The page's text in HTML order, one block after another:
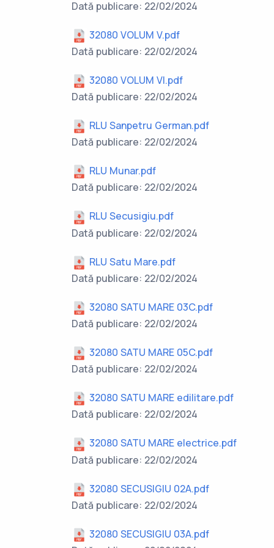
Dată publicare: 22/02/2024
32080 VOLUM V.pdf
Dată publicare: 22/02/2024
32080 VOLUM VI.pdf
Dată publicare: 22/02/2024
RLU Sanpetru German.pdf
Dată publicare: 22/02/2024
RLU Munar.pdf
Dată publicare: 22/02/2024
RLU Secusigiu.pdf
Dată publicare: 22/02/2024
RLU Satu Mare.pdf
Dată publicare: 22/02/2024
32080 SATU MARE 03C.pdf
Dată publicare: 22/02/2024
32080 SATU MARE 05C.pdf
Dată publicare: 22/02/2024
32080 SATU MARE edilitare.pdf
Dată publicare: 22/02/2024
32080 SATU MARE electrice.pdf
Dată publicare: 22/02/2024
32080 SECUSIGIU 02A.pdf
Dată publicare: 22/02/2024
32080 SECUSIGIU 03A.pdf